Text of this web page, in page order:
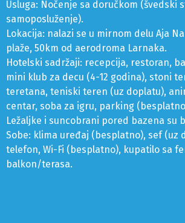
Usluga: Nočenje sa doručkom (švedski
samoposluženje).
Lokacija: nalazi se u mirnom delu Aja
plaže, 50km od aerodroma Larnaka.
Hotelski sadržaji: recepcija, restoran,
mini klub za decu (4-12 godina), stoni
teretana, teniski teren (uz doplatu),
centar, soba za igru, parking
Ležaljke i suncobrani pored bazena su
Sobe: klima uređaj (besplatno), sef (uz
telefon, Wi-Fi (besplatno), kupatilo sa
balkon/terasa.